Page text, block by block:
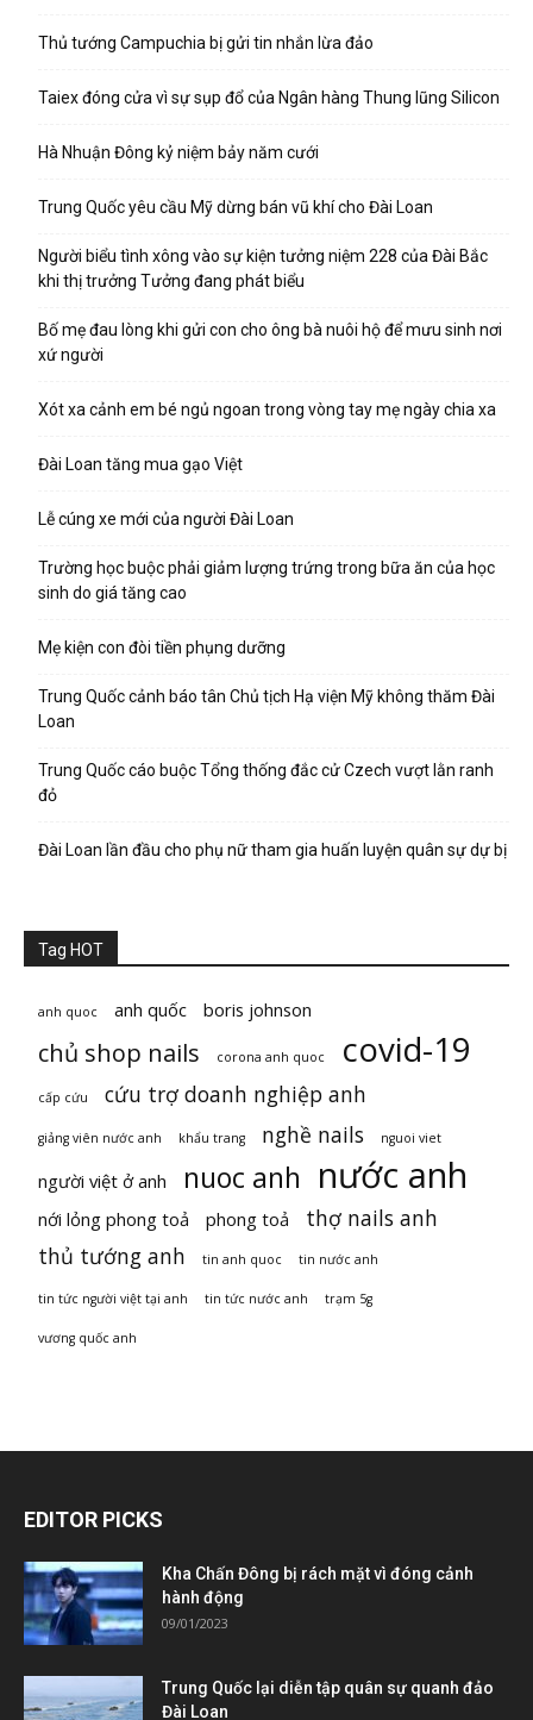
Thủ tướng Campuchia bị gửi tin nhắn lừa đảo
Taiex đóng cửa vì sự sụp đổ của Ngân hàng Thung lũng Silicon
Hà Nhuận Đông kỷ niệm bảy năm cưới
Trung Quốc yêu cầu Mỹ dừng bán vũ khí cho Đài Loan
Người biểu tình xông vào sự kiện tưởng niệm 228 của Đài Bắc
khi thị trưởng Tưởng đang phát biểu
Bố mẹ đau lòng khi gửi con cho ông bà nuôi hộ để mưu sinh nơi
xứ người
Xót xa cảnh em bé ngủ ngoan trong vòng tay mẹ ngày chia xa
Đài Loan tăng mua gạo Việt
Lễ cúng xe mới của người Đài Loan
Trường học buộc phải giảm lượng trứng trong bữa ăn của học
sinh do giá tăng cao
Mẹ kiện con đòi tiền phụng dưỡng
Trung Quốc cảnh báo tân Chủ tịch Hạ viện Mỹ không thăm Đài
Loan
Trung Quốc cáo buộc Tổng thống đắc cử Czech vượt lằn ranh
đỏ
Đài Loan lần đầu cho phụ nữ tham gia huấn luyện quân sự dự bị
Tag HOT
anh quoc anh quốc boris johnson
chủ shop nails corona anh quoc covid-19
cấp cứu cứu trợ doanh nghiệp anh
giảng viên nước anh khẩu trang nghề nails nguoi viet
người việt ở anh nuoc anh nước anh
nới lỏng phong toả phong toả
thợ nails anh
thủ tướng anh
tin anh quoc tin nước anh
tin tức người việt tại anh tin tức nước anh trạm 5g
vương quốc anh
EDITOR PICKS
Kha Chấn Đông bị rách mặt vì đóng cảnh
hành động
09/01/2023
Trung Quốc lại diễn tập quân sự quanh đảo
Đài Loan